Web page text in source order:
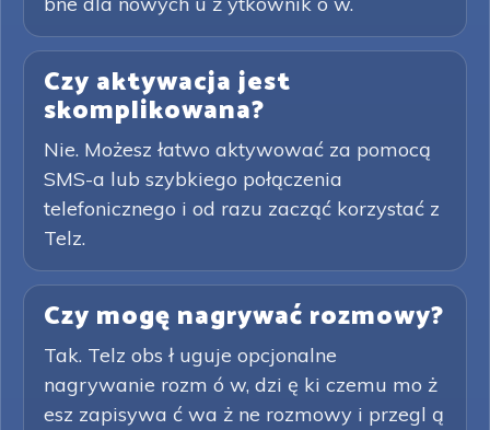
Czy aktywacja jest
skomplikowana?
Nie. Możesz łatwo aktywować za pomocą
SMS-a lub szybkiego połączenia
telefonicznego i od razu zacząć korzystać z
Telz.
Czy mogę nagrywać rozmowy?
Tak. Telz obs ł uguje opcjonalne
nagrywanie rozm ó w, dzi ę ki czemu mo ż
esz zapisywa ć wa ż ne rozmowy i przegl ą